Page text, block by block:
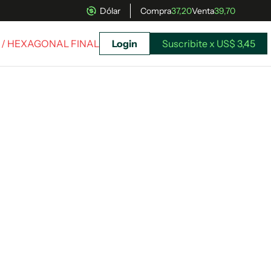
Dólar Compra37,20Venta39,70
/ HEXAGONAL FINAL Login Suscribite x US$ 3,45